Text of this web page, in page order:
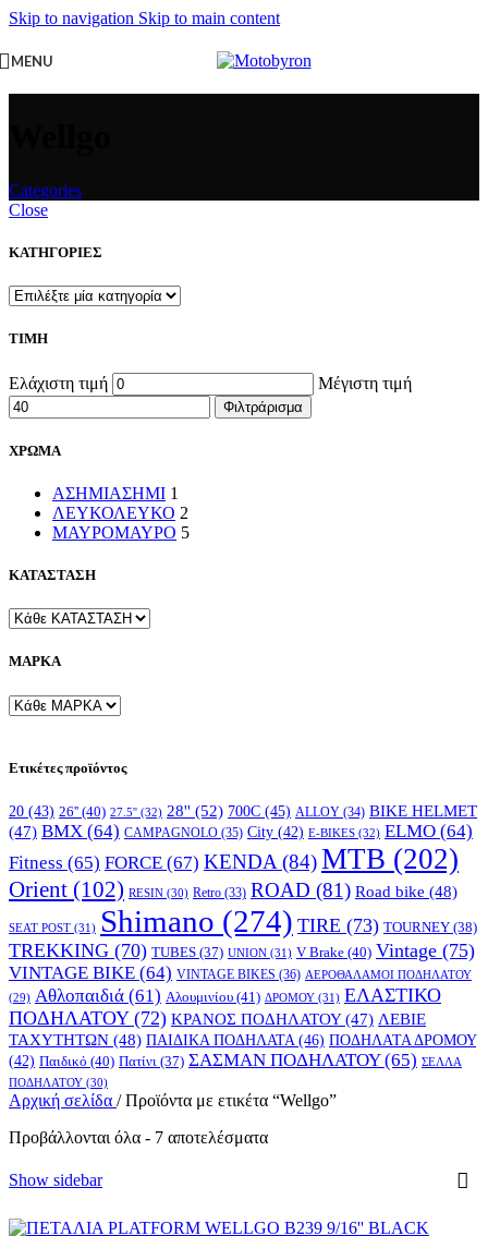
Skip to navigation Skip to main content
MENU
Categories
Close
ΚΑΤΗΓΟΡΙΕΣ
ΤΙΜΗ
Ελάχιστη τιμή Μέγιστη τιμή
Φιλτράρισμα
ΧΡΩΜΑ
ΑΣΗΜΙΑΣΗΜΙ 1
ΛΕΥΚΟΛΕΥΚΟ 2
ΜΑΥΡΟΜΑΥΡΟ 5
ΚΑΤΑΣΤΑΣΗ
ΜΑΡΚΑ
Ετικέτες προϊόντος
20 (43) 26'' (40) 27.5'' (32) 28'' (52) 700C (45) ALLOY (34) BIKE HELMET
(47) BMX (64) CAMPAGNOLO (35) City (42) E-BIKES (32) ELMO (64)
Fitness (65) FORCE (67) KENDA (84)MTB (202)
Orient (102) RESIN (30) Retro (33) ROAD (81) Road bike (48)
SEAT POST (31) Shimano (274) TIRE (73) TOURNEY (38)
TREKKING (70) TUBES (37) UNION (31) V Brake (40) Vintage (75)
VINTAGE BIKE (64) VINTAGE BIKES (36) ΑΕΡΟΘΑΛΑΜΟΙ ΠΟΔΗΛΑΤΟΥ
(29) Αθλοπαιδιά (61) Αλουμινίου (41) ΔΡΟΜΟΥ (31) ΕΛΑΣΤΙΚΟ
ΠΟΔΗΛΑΤΟΥ(72) ΚΡΑΝΟΣ ΠΟΔΗΛΑΤΟΥ(47) ΛΕΒΙΕ
ΤΑΧΥΤΗΤΩΝ (48) ΠΑΙΔΙΚΑ ΠΟΔΗΛΑΤΑ (46) ΠΟΔΗΛΑΤΑ ΔΡΟΜΟΥ
(42) Παιδικό (40) Πατίνι (37) ΣΑΣΜΑΝ ΠΟΔΗΛΑΤΟΥ(65) ΣΕΛΛΑ
ΠΟΔΗΛΑΤΟΥ (30)
Αρχική σελίδα / Προϊόντα με ετικέτα “Wellgo”
Προβάλλονται όλα - 7 αποτελέσματα
Show sidebar